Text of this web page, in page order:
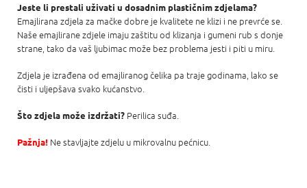
Jeste li prestali uživati ​​u dosadnim plastičnim zdjelama?
Emajlirana zdjela za mačke dobre je kvalitete ne klizi i ne prevrće se.
Naše emajlirane zdjele imaju zaštitu od klizanja i gumeni rub s donje
strane, tako da vaš ljubimac može bez problema jesti i piti u miru.
Zdjela je izrađena od emajliranog čelika pa traje godinama, lako se
čisti i uljepšava svako kućanstvo.
Što zdjela može izdržati? Perilica suđa.
Pažnja! Ne stavljajte zdjelu u mikrovalnu pećnicu.